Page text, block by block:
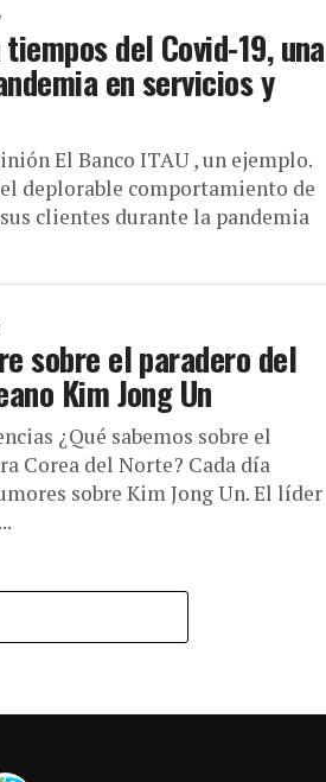
del Covid-19, una
en servicios y
El Banco ITAU , un ejemplo.
deplorable comportamiento de
clientes durante la pandemia
sobre el paradero del
Kim Jong Un
¿Qué sabemos sobre el
Corea del Norte? Cada día
sobre Kim Jong Un. El líder